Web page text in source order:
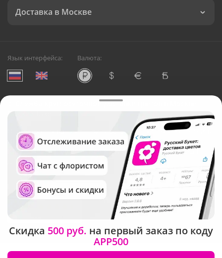
Доставка в Москве
Язык интерфейса: Валюта:
Служба круглосуточной доставки цветов в Москве
Русский Букет, 2026
Общество с ограниченной ответственностью «Технология»
ОГРН: 1195476081745, ИНН: 5410081997
Юридический адрес: г. Новосибирск, ул. Ипподромская,
д.42, оф. 3
Рейтинг Русского букета в г. Москва
Скидка 500 руб. на первый заказ по коду
APP500